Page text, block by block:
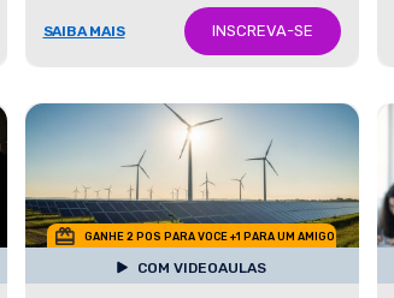
SAIBA MAIS INSCREVA-SE
GANHE 2 POS PARA VOCE +1 PARA UM AMIGO
COM VIDEOAULAS